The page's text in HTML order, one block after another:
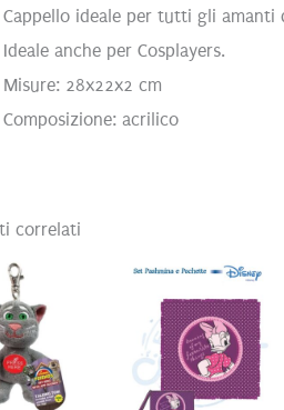
Cappello ideale per tutti gli amanti
Ideale anche per Cosplayers.
Misure: 28x22x2 cm
Composizione: acrilico
correlati